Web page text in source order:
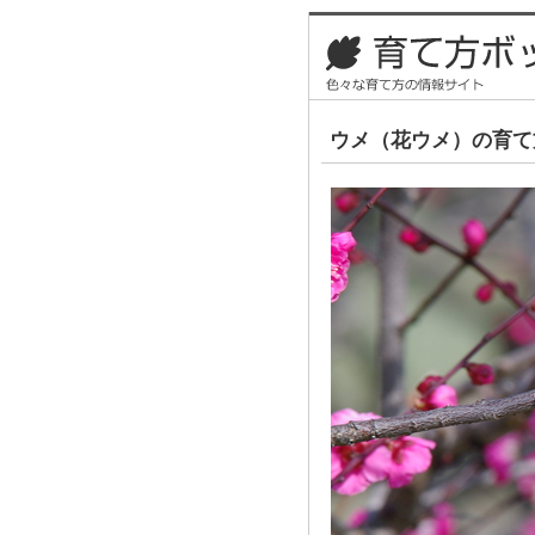
ウメ（花ウメ）の育